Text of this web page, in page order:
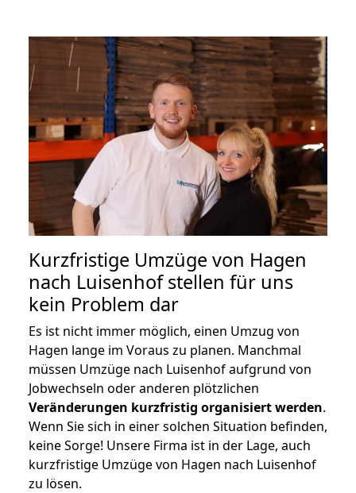
Kurzfristige Umzüge von Hagen
nach Luisenhof stellen für uns
kein Problem dar
Es ist nicht immer möglich, einen Umzug von
Hagen lange im Voraus zu planen. Manchmal
müssen Umzüge nach Luisenhof aufgrund von
Jobwechseln oder anderen plötzlichen
Veränderungen kurzfristig organisiert werden.
Wenn Sie sich in einer solchen Situation befinden,
keine Sorge! Unsere Firma ist in der Lage, auch
kurzfristige Umzüge von Hagen nach Luisenhof
zu lösen.